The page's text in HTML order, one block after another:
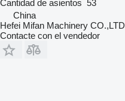
Cantidad de asientos 53
China
Hefei Mifan Machinery CO.,LTD
Contacte con el vendedor